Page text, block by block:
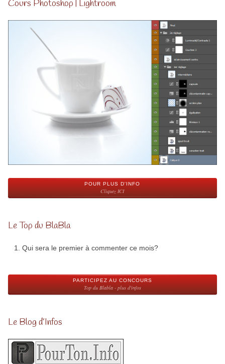
Cours Photoshop | Lightroom
POUR PLUS D'INFO
Cliquez ICI
Le Top du BlaBla
Qui sera le premier à commenter ce mois?
PARTICIPEZ AU CONCOURS
Top du Blabla - plus d'infos
Le Blog d’Infos